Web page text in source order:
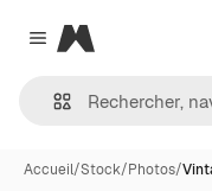
Close menu
Magnific
Accueil/Stock/Photos/